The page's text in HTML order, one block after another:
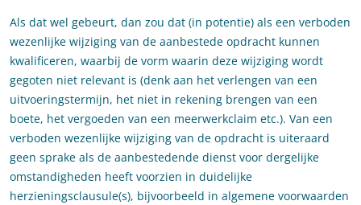
Als dat wel gebeurt, dan zou dat (in potentie) als een verboden
wezenlijke wijziging van de aanbestede opdracht kunnen
kwalificeren, waarbij de vorm waarin deze wijziging wordt
gegoten niet relevant is (denk aan het verlengen van een
uitvoeringstermijn, het niet in rekening brengen van een
boete, het vergoeden van een meerwerkclaim etc.). Van een
verboden wezenlijke wijziging van de opdracht is uiteraard
geen sprake als de aanbestedende dienst voor dergelijke
omstandigheden heeft voorzien in duidelijke
herzieningsclausule(s), bijvoorbeeld in algemene voorwaarden